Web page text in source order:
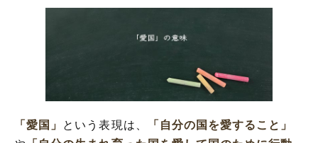
「愛国」の意味
「愛国」 という表現は、
「自分の国を愛すること」